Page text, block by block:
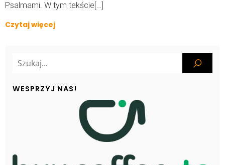
Psalmami. W tym tekście[…]
Czytaj więcej
WESPRZYJ NAS!